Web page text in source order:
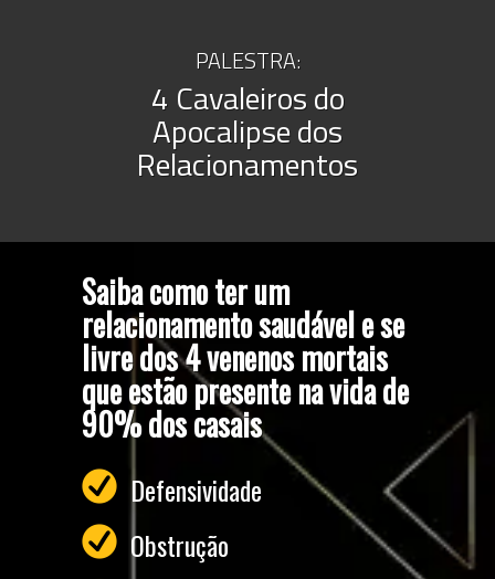
PALESTRA:
4 Cavaleiros do
Apocalipse dos
Relacionamentos
Saiba como ter um
relacionamento saudável e se
livre dos 4 venenos mortais
que estão presente na vida de
90% dos casais
Defensividade
Obstrução